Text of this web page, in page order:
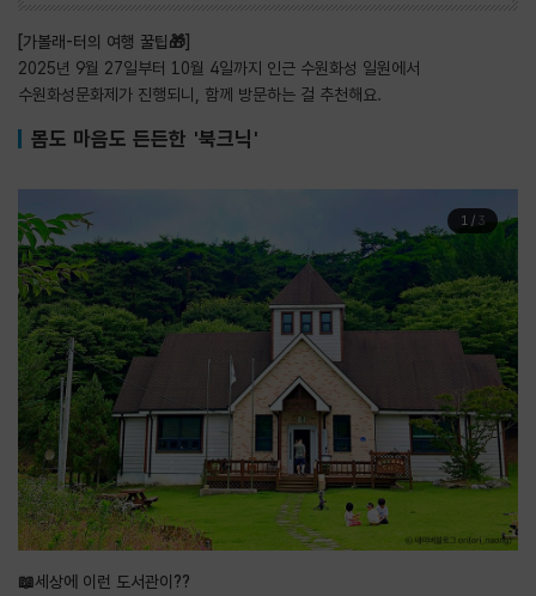
[가볼래-터의 여행 꿀팁🎁]
2025년 9월 27일부터 10월 4일까지 인근 수원화성 일원에서
수원화성문화제가 진행되니, 함께 방문하는 걸 추천해요.
몸도 마음도 든든한 '북크닉'
1/ 3
📖세상에 이런 도서관이??